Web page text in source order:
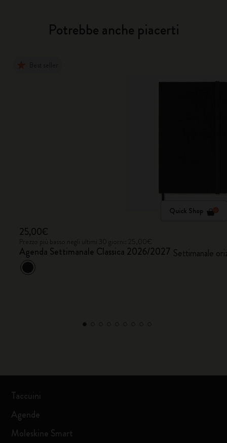
Potrebbe anche piacerti
Quick Shop
25,00€
Agenda Settimanale Classica 2026/2027 Settimanale
Taccuini
Agende
Moleskine Smart